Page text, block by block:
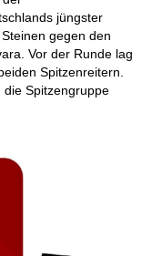
jüngster
gegen den
Vor der Runde lag
Spitzenreitern.
die Spitzengruppe